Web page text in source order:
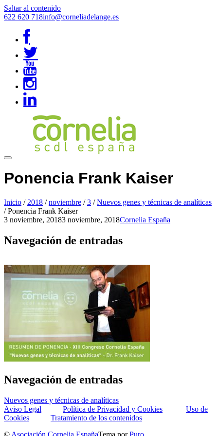
Saltar al contenido
622 620 718info@corneliadelange.es
Ponencia Frank Kaiser
Inicio / 2018 / noviembre / 3 / Nuevos genes y técnicas de analíticas
/ Ponencia Frank Kaiser
3 noviembre, 20183 noviembre, 2018Cornelia España
Navegación de entradas
Navegación de entradas
Nuevos genes y técnicas de analíticas
Aviso Legal
Política de Privacidad y Cookies
Uso de
Cookies
Tratamiento de los contenidos
© Asociación Cornelia EspañaTema porPuro